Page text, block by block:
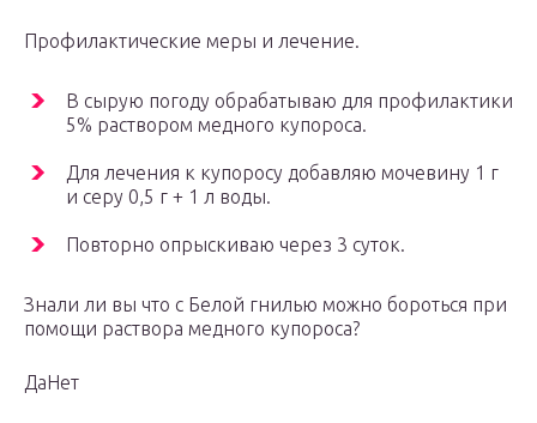
Профилактические меры и лечение.
В сырую погоду обрабатываю для профилактики
5% раствором медного купороса.
Для лечения к купоросу добавляю мочевину 1 г
и серу 0,5 г + 1 л воды.
Повторно опрыскиваю через 3 суток.
Знали ли вы что с Белой гнилью можно бороться при
помощи раствора медного купороса?
ДаНет